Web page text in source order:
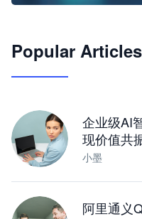
JimoClaw 桌面 AI
Popular Articles
企业级AI
现价值共
小墨
阿里通义